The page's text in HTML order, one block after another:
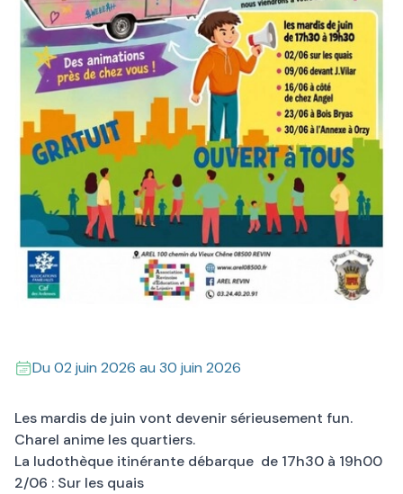
Du 02 juin 2026 au 30 juin 2026
Les mardis de juin vont devenir sérieusement fun.
Charel anime les quartiers.
La ludothèque itinérante débarque de 17h30 à 19h00
2/06 : Sur les quais